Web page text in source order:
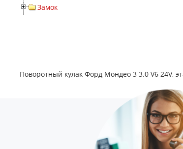
Замок
Поворотный кулак Форд Мондео 3 3.0 V6 24V,